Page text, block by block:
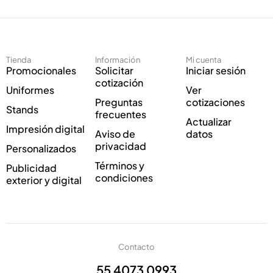
o
e
c
r
ó
i
c
*
c
n
i
c
o
*
Tienda
Promocionales
Uniformes
Stands
Impresión digital
Personalizados
Publicidad
exterior y digital
Información
Solicitar
cotización
Preguntas
frecuentes
Aviso de
privacidad
Términos y
condiciones
Mi cuenta
Iniciar sesión
Ver
cotizaciones
Actualizar
datos
Contacto
55 4073 0993